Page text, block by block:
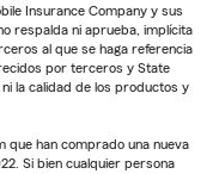
Insurance Company y sus
respalda ni aprueba, implícita
al que se haga referencia
por terceros y State
la calidad de los productos y
que han comprado una nueva
Si bien cualquier persona